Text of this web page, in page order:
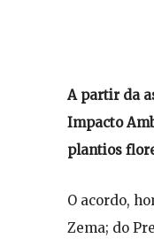
A partir da
Impacto
plantios
O acordo,
Zema; do